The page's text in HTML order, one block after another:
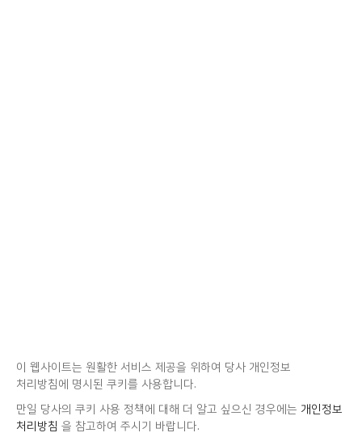
이 웹사이트는 원활한 서비스 제공을 위하여 당사 개인정보
처리방침에 명시된 쿠키를 사용합니다.
만일 당사의 쿠키 사용 정책에 대해 더 알고 싶으신 경우에는 개인정보
처리방침 을 참고하여 주시기 바랍니다.